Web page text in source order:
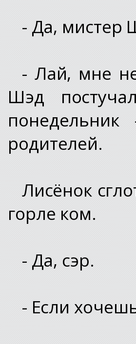
- Да, мистер
- Лай, мне
Шэд
родителей.
Лисёнок
горле ком.
- Да, сэр.
- Если